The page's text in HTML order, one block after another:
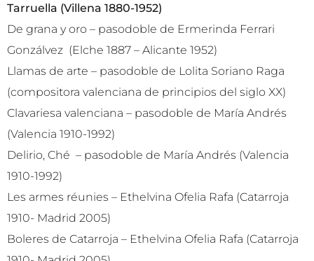
Tarruella (Villena 1880-1952)
De grana y oro – pasodoble de Ermerinda Ferrari
Gonzálvez (Elche 1887 – Alicante 1952)
Llamas de arte – pasodoble de Lolita Soriano Raga
(compositora valenciana de principios del siglo XX)
Clavariesa valenciana – pasodoble de María Andrés
(Valencia 1910-1992)
Delirio, Ché – pasodoble de María Andrés (Valencia
1910-1992)
Les armes réunies – Ethelvina Ofelia Rafa (Catarroja
1910- Madrid 2005)
Boleres de Catarroja – Ethelvina Ofelia Rafa (Catarroja